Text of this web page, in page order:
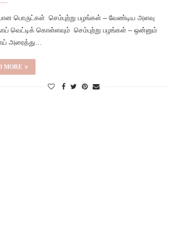
பொருட்கள் செம்புற்று பழங்கள் – வேண்டிய அளவு
வெட்டிக் கொள்ளவும் செம்புற்று பழங்கள் – ஒன்னும்
அரைத்து…
MORE